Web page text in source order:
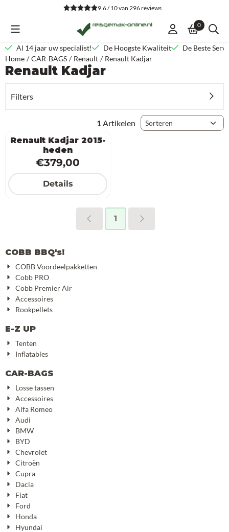
Cookievoorkeuren zijn beschikbaar. Kies instellingen of sta alle
9.6 / 10van296reviews
0
Al 14 jaar uw specialist! De Hoogste Kwaliteit
De Beste
Home / CAR-BAGS / Renault / Renault Kadjar
Renault Kadjar
Filters
1 Artikelen Sorteermethode
Renault Kadjar 2015-
heden
Prijs: 379,00
€379,00
Details
1
COBB BBQ's!
COBB Voordeelpakketten
Cobb PRO
Cobb Premier Air
Accessoires
Rookpellets
E-Z UP
Tenten
Inflatables
CAR-BAGS
Losse tassen
Accessoires
Alfa Romeo
Audi
BMW
BYD
Chevrolet
Citroën
Cupra
Dacia
Fiat
Ford
Honda
Hyundai